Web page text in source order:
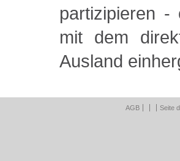
partizipieren -
mit dem
Ausland
AGB Seite